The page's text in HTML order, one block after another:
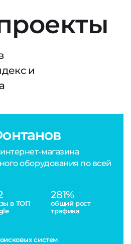
и
магазина
оборудования по всей
в ТОП
281%
общий рост
трафика
систем